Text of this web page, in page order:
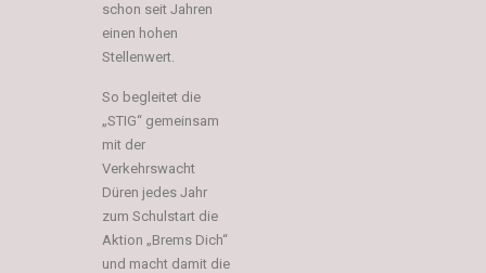
schon seit Jahren
einen hohen
Stellenwert.
So begleitet die
„STIG“ gemeinsam
mit der
Verkehrswacht
Düren jedes Jahr
zum Schulstart die
Aktion „Brems Dich“
und macht damit die